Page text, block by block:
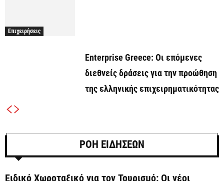
Επιχειρήσεις
Enterprise Greece: Οι επόμενες
διεθνείς δράσεις για την προώθηση
της ελληνικής επιχειρηματικότητας
ΡΟΗ ΕΙΔΗΣΕΩΝ
Ειδικό Χωροταξικό για τον Τουρισμό: Οι νέοι